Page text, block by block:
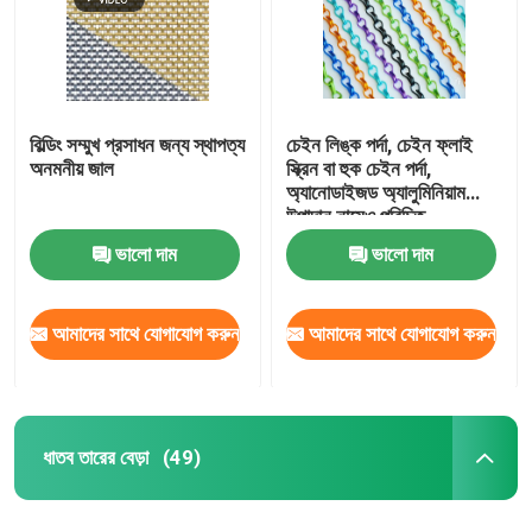
বিল্ডিং সম্মুখ প্রসাধন জন্য স্থাপত্য
অনমনীয় জাল
ভালো দাম
আমাদের সাথে যোগাযোগ করুন
চেইন লিঙ্ক পর্দা, চেইন ফ্লাই
স্ক্রিন বা হুক চেইন পর্দা,
অ্যানোডাইজড অ্যালুমিনিয়াম
উপাদান নামেও পরিচিত
ভালো দাম
আমাদের সাথে যোগাযোগ করুন
ধাতব তারের বেড়া (49)